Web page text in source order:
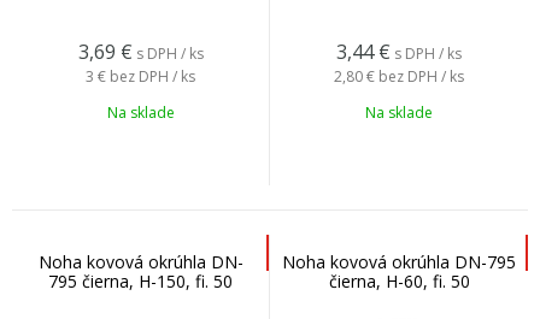
3,69 € s DPH / ks
3 € bez DPH / ks
Na sklade
3,44 € s DPH / ks
2,80 € bez DPH / ks
Na sklade
Noha kovová okrúhla DN-
795 čierna, H-150, fi. 50
Noha kovová okrúhla DN-795
čierna, H-60, fi. 50